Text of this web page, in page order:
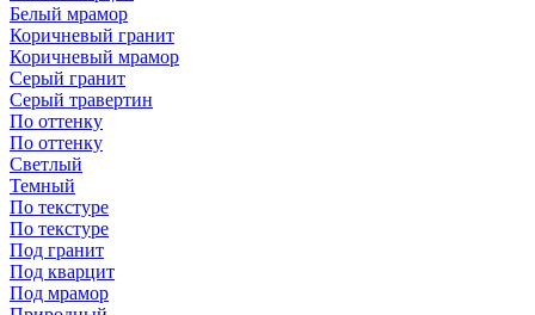
Белый мрамор
Коричневый гранит
Коричневый мрамор
Серый гранит
Серый травертин
По оттенку
По оттенку
Светлый
Темный
По текстуре
По текстуре
Под гранит
Под кварцит
Под мрамор